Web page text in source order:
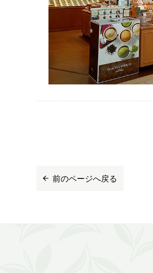
前のページへ戻る